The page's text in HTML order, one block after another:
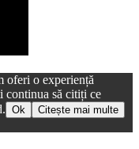
oferi o experiență
continua să citiți ce
Ok Citește mai multe